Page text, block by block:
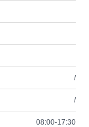
/
/
08:00-17:30